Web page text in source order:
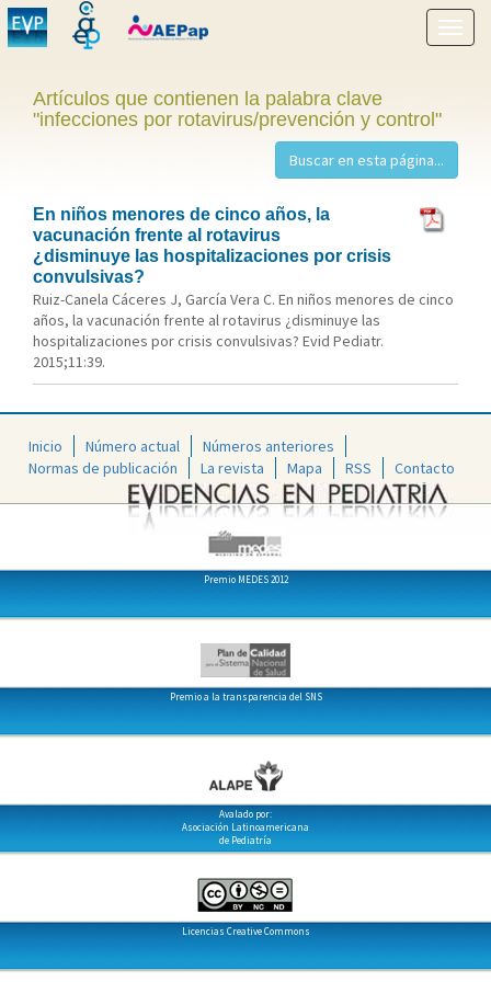
menú
Artículos que contienen la palabra clave
"infecciones por rotavirus/prevención y control"
En niños menores de cinco años, la
vacunación frente al rotavirus
¿disminuye las hospitalizaciones por crisis
convulsivas?
Ruiz-Canela Cáceres J, García Vera C. En niños menores de cinco
años, la vacunación frente al rotavirus ¿disminuye las
hospitalizaciones por crisis convulsivas? Evid Pediatr.
2015;11:39.
Inicio Número actual
Números anteriores
Normas de publicación
La revista Mapa RSS Contacto
Premio MEDES 2012
Premio a la transparencia del SNS
Avalado por:
Asociación Latinoamericana
de Pediatría
Licencias Creative Commons